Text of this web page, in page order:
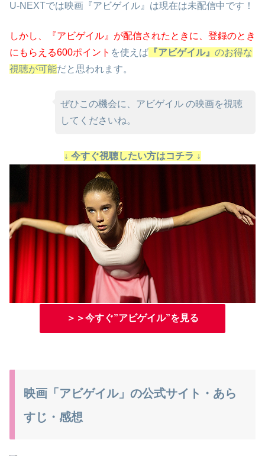
U-NEXTでは映画『アビゲイル』は現在は未配信中です！
しかし、『アビゲイル』が配信されたときに、 登録のとき
にもらえる600ポイント を使えば 『アビゲイル』 のお得な
視聴が可能だと思われます。
ぜひこの機会に、アビゲイル の映画を視聴
してくださいね。
↓ 今すぐ視聴したい方はコチラ ↓
＞＞今すぐ”アビゲイル”を見る
映画「アビゲイル」の公式サイト・あら
すじ・感想